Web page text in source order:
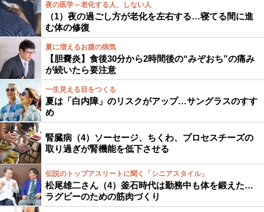
夜の医学～老化する人、しない人
（1）夜の過ごし方が老化を左右する…寝てる間に進
む体の修復
夏に増えるお腹の病気
【胆嚢炎】食後30分から2時間後の“みぞおち”の痛み
が続いたら要注意
一生見える目をつくる
夏は「白内障」のリスクがアップ…サングラスのすす
め
腎臓病（4）ソーセージ、ちくわ、プロセスチーズの
取り過ぎが腎機能を低下させる
伝説のトップアスリートに聞く「シニアスタイル」
松尾雄二さん（4）釜石時代は勤務中も体を鍛えた…
ラグビーのための筋肉づくり